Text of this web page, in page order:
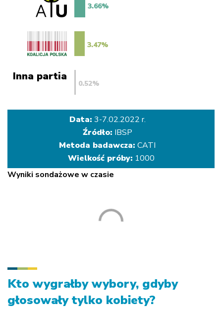
Inna partia
Data: 3-7.02.2022 r.
Źródło: IBSP
Metoda badawcza: CATI
Wielkość próby: 1000
Wyniki sondażowe w czasie
Kto wygrałby wybory, gdyby
głosowały tylko kobiety?